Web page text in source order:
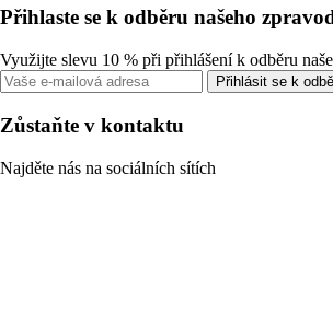
Přihlaste se k odběru našeho
Využijte slevu 10 % při přihlášení k odběru
Přihlásit se k
Zůstaňte v kontaktu
Najděte nás na sociálních sítích